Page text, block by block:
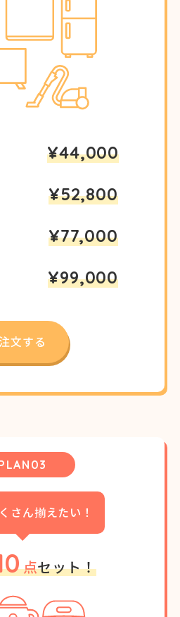
¥44,000
¥52,800
¥77,000
¥99,000
文する
さん揃えたい！
点セット！